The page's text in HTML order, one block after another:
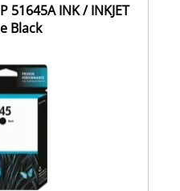
INK / INKJET
Black